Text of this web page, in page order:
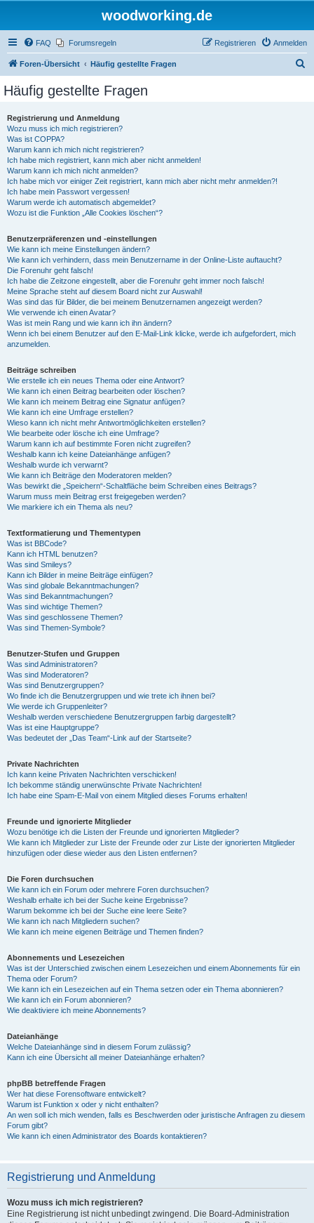
woodworking.de
FAQ Forumsregeln Anmelden
Registrieren
Foren-Übersicht Häufig gestellte Fragen
Häufig gestellte Fragen
Registrierung und Anmeldung
Wozu muss ich mich registrieren?
Was ist COPPA?
Warum kann ich mich nicht registrieren?
Ich habe mich registriert, kann mich aber nicht anmelden!
Warum kann ich mich nicht anmelden?
Ich habe mich vor einiger Zeit registriert, kann mich aber nicht mehr anmelden?!
Ich habe mein Passwort vergessen!
Warum werde ich automatisch abgemeldet?
Wozu ist die Funktion „Alle Cookies löschen“?
Benutzerpräferenzen und -einstellungen
Wie kann ich meine Einstellungen ändern?
Wie kann ich verhindern, dass mein Benutzername in der Online-Liste auftaucht?
Die Forenuhr geht falsch!
Ich habe die Zeitzone eingestellt, aber die Forenuhr geht immer noch falsch!
Meine Sprache steht auf diesem Board nicht zur Auswahl!
Was sind das für Bilder, die bei meinem Benutzernamen angezeigt werden?
Wie verwende ich einen Avatar?
Was ist mein Rang und wie kann ich ihn ändern?
Wenn ich bei einem Benutzer auf den E-Mail-Link klicke, werde ich aufgefordert, mich
anzumelden.
Beiträge schreiben
Wie erstelle ich ein neues Thema oder eine Antwort?
Wie kann ich einen Beitrag bearbeiten oder löschen?
Wie kann ich meinem Beitrag eine Signatur anfügen?
Wie kann ich eine Umfrage erstellen?
Wieso kann ich nicht mehr Antwortmöglichkeiten erstellen?
Wie bearbeite oder lösche ich eine Umfrage?
Warum kann ich auf bestimmte Foren nicht zugreifen?
Weshalb kann ich keine Dateianhänge anfügen?
Weshalb wurde ich verwarnt?
Wie kann ich Beiträge den Moderatoren melden?
Was bewirkt die „Speichern“-Schaltfläche beim Schreiben eines Beitrags?
Warum muss mein Beitrag erst freigegeben werden?
Wie markiere ich ein Thema als neu?
Textformatierung und Thementypen
Was ist BBCode?
Kann ich HTML benutzen?
Was sind Smileys?
Kann ich Bilder in meine Beiträge einfügen?
Was sind globale Bekanntmachungen?
Was sind Bekanntmachungen?
Was sind wichtige Themen?
Was sind geschlossene Themen?
Was sind Themen-Symbole?
Benutzer-Stufen und Gruppen
Was sind Administratoren?
Was sind Moderatoren?
Was sind Benutzergruppen?
Wo finde ich die Benutzergruppen und wie trete ich ihnen bei?
Wie werde ich Gruppenleiter?
Weshalb werden verschiedene Benutzergruppen farbig dargestellt?
Was ist eine Hauptgruppe?
Was bedeutet der „Das Team“-Link auf der Startseite?
Private Nachrichten
Ich kann keine Privaten Nachrichten verschicken!
Ich bekomme ständig unerwünschte Private Nachrichten!
Ich habe eine Spam-E-Mail von einem Mitglied dieses Forums erhalten!
Freunde und ignorierte Mitglieder
Wozu benötige ich die Listen der Freunde und ignorierten Mitglieder?
Wie kann ich Mitglieder zur Liste der Freunde oder zur Liste der ignorierten Mitglieder
hinzufügen oder diese wieder aus den Listen entfernen?
Die Foren durchsuchen
Wie kann ich ein Forum oder mehrere Foren durchsuchen?
Weshalb erhalte ich bei der Suche keine Ergebnisse?
Warum bekomme ich bei der Suche eine leere Seite?
Wie kann ich nach Mitgliedern suchen?
Wie kann ich meine eigenen Beiträge und Themen finden?
Abonnements und Lesezeichen
Was ist der Unterschied zwischen einem Lesezeichen und einem Abonnements für ein
Thema oder Forum?
Wie kann ich ein Lesezeichen auf ein Thema setzen oder ein Thema abonnieren?
Wie kann ich ein Forum abonnieren?
Wie deaktiviere ich meine Abonnements?
Dateianhänge
Welche Dateianhänge sind in diesem Forum zulässig?
Kann ich eine Übersicht all meiner Dateianhänge erhalten?
phpBB betreffende Fragen
Wer hat diese Forensoftware entwickelt?
Warum ist Funktion x oder y nicht enthalten?
An wen soll ich mich wenden, falls es Beschwerden oder juristische Anfragen zu diesem
Forum gibt?
Wie kann ich einen Administrator des Boards kontaktieren?
Registrierung und Anmeldung
Wozu muss ich mich registrieren?
Eine Registrierung ist nicht unbedingt zwingend. Die Board-Administration